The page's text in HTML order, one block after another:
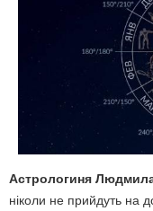
Астрологиня
ніколи не прийдуть на